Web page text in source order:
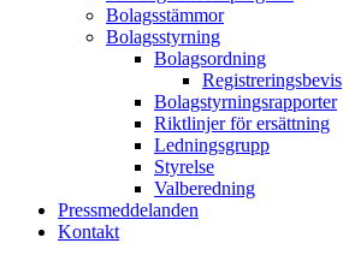
Bolagsstämmor
Bolagsstyrning
Bolagsordning
Registreringsbevis
Bolagstyrningsrapporter
Riktlinjer för ersättning
Ledningsgrupp
Styrelse
Valberedning
Pressmeddelanden
Kontakt